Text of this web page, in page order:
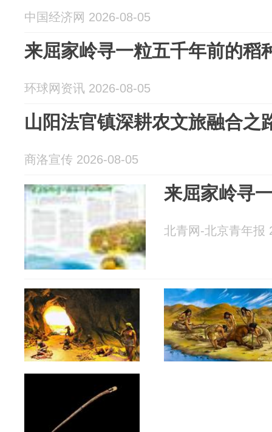
中国经济网 2026-08-05
来屈家岭寻一粒五千年前的稻
环球网资讯 2026-08-05
山阳法官镇深耕农文旅融合之
商洛宣传 2026-08-05
来屈家岭寻
北青网-北京青年报